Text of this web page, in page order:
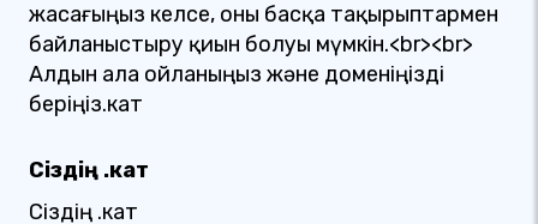
жасағыңыз келсе, оны басқа тақырыптармен
байланыстыру қиын болуы мүмкін.<br><br>
Алдын ала ойланыңыз және доменіңізді
беріңіз.кат
Сіздің .кат
Сіздің .кат